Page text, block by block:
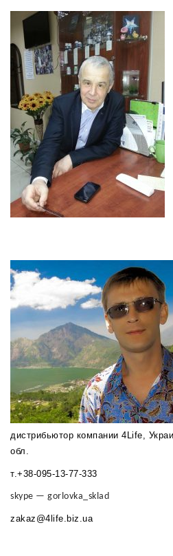
дистрибьютор компании 4Life,
обл.
т.+38-095-13-77-333
skype — gorlovka_sklad
zakaz@4life.biz.ua